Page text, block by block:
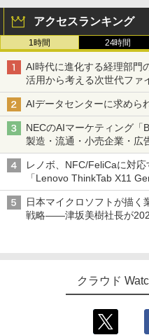
アクセスランキング
1時間 24時間
AI時代に進化する経理部
活用から考える次世代ファ
AIデータセンターに求めら
NECのAIマーケティング
製造・流通・小売企業・広
レノボ、NFC/FeliCaに対
「Lenovo ThinkTab X11
日本マイクロソフトが描く
戦略――津坂美樹社長が
クラウド